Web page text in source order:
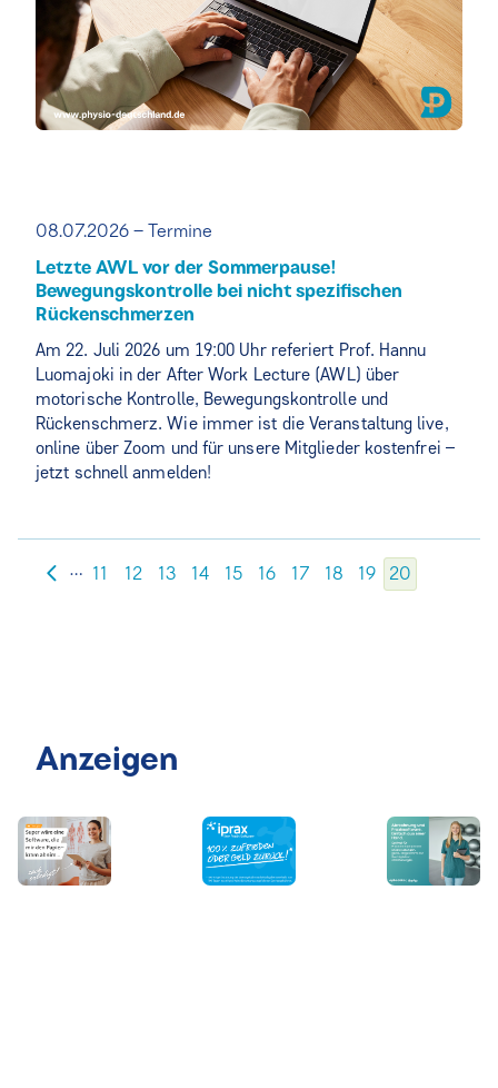
08.07.2026 – Termine
Letzte AWL vor der Sommerpause!
Bewegungskontrolle bei nicht spezifischen
Rückenschmerzen
Am 22. Juli 2026 um 19:00 Uhr referiert Prof. Hannu
Luomajoki in der After Work Lecture (AWL) über
motorische Kontrolle, Bewegungskontrolle und
Rückenschmerz. Wie immer ist die Veranstaltung live,
online über Zoom und für unsere Mitglieder kostenfrei –
jetzt schnell anmelden!
… 11 12 13 14 15 16 17 18 19 20
Anzeigen